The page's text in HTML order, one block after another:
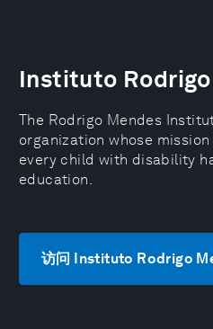
Instituto
The Rodrigo Mendes
organization whose
every child with disability
education.
访问 Instituto Rodrigo